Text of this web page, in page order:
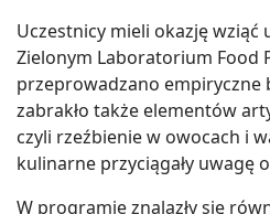
Uczestnicy mieli okazję wziąć
Zielonym Laboratorium Food
przeprowadzano empiryczne
zabrakło także elementów
czyli rzeźbienie w owocach i
kulinarne przyciągały uwagę
W programie znalazły się